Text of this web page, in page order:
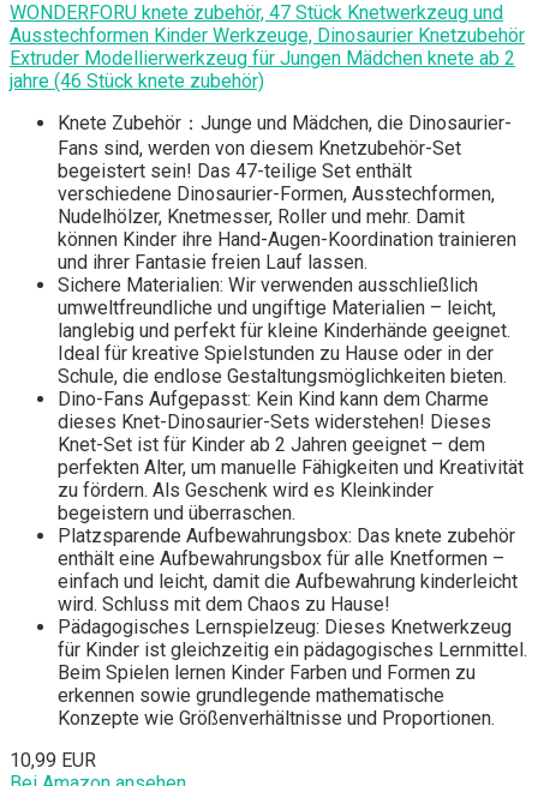
WONDERFORU knete zubehör, 47 Stück Knetwerkzeug und
Ausstechformen Kinder Werkzeuge, Dinosaurier Knetzubehör
Extruder Modellierwerkzeug für Jungen Mädchen knete ab 2
jahre (46 Stück knete zubehör)
Knete Zubehör：Junge und Mädchen, die Dinosaurier-
Fans sind, werden von diesem Knetzubehör-Set
begeistert sein! Das 47-teilige Set enthält
verschiedene Dinosaurier-Formen, Ausstechformen,
Nudelhölzer, Knetmesser, Roller und mehr. Damit
können Kinder ihre Hand-Augen-Koordination trainieren
und ihrer Fantasie freien Lauf lassen.
Sichere Materialien: Wir verwenden ausschließlich
umweltfreundliche und ungiftige Materialien – leicht,
langlebig und perfekt für kleine Kinderhände geeignet.
Ideal für kreative Spielstunden zu Hause oder in der
Schule, die endlose Gestaltungsmöglichkeiten bieten.
Dino-Fans Aufgepasst: Kein Kind kann dem Charme
dieses Knet-Dinosaurier-Sets widerstehen! Dieses
Knet-Set ist für Kinder ab 2 Jahren geeignet – dem
perfekten Alter, um manuelle Fähigkeiten und Kreativität
zu fördern. Als Geschenk wird es Kleinkinder
begeistern und überraschen.
Platzsparende Aufbewahrungsbox: Das knete zubehör
enthält eine Aufbewahrungsbox für alle Knetformen –
einfach und leicht, damit die Aufbewahrung kinderleicht
wird. Schluss mit dem Chaos zu Hause!
Pädagogisches Lernspielzeug: Dieses Knetwerkzeug
für Kinder ist gleichzeitig ein pädagogisches Lernmittel.
Beim Spielen lernen Kinder Farben und Formen zu
erkennen sowie grundlegende mathematische
Konzepte wie Größenverhältnisse und Proportionen.
10,99 EUR